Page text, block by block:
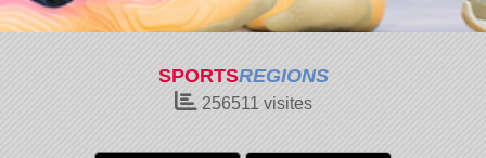
SPORTSREGIONS
256511 visites